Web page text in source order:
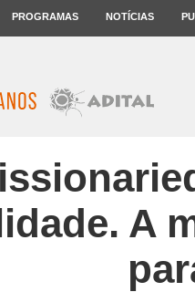
PROGRAMAS NOTÍCIAS
A